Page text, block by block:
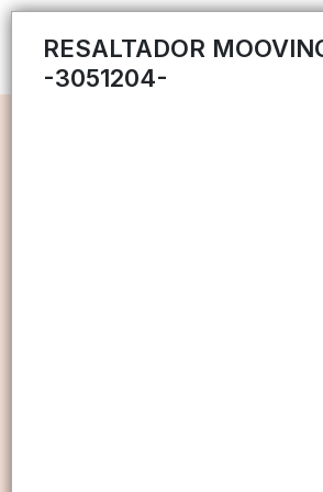
RESALTADOR
-3051204-